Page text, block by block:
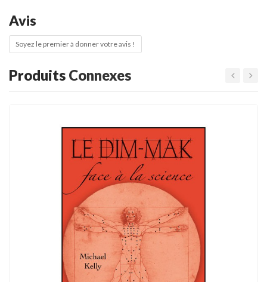
Avis
Soyez le premier à donner votre avis !
Produits Connexes